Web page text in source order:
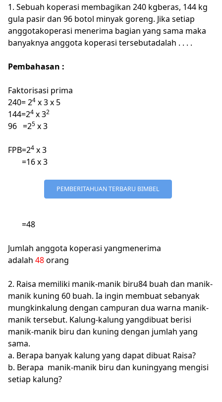
1. Sebuah koperasi membagikan 240 kgberas, 144 kg
gula pasir dan 96 botol minyak goreng. Jika setiap
anggotakoperasi menerima bagian yang sama maka
banyaknya anggota koperasi tersebutadalah . . . .
Pembahasan :
Faktorisasi prima
240=24 x 3 x 5
144=24 x 32
96 =25 x 3
FPB=24 x 3
=16 x 3
PEMBERITAHUAN TERBARU BIMBEL
=48
Jumlah anggota koperasi yangmenerima
adalah 48orang
2. Raisa memiliki manik-manik biru84 buah dan manik-
manik kuning 60 buah. Ia ingin membuat sebanyak
mungkinkalung dengan campuran dua warna manik-
manik tersebut. Kalung-kalung yangdibuat berisi
manik-manik biru dan kuning dengan jumlah yang
sama.
a. Berapa banyak kalung yang dapat dibuat Raisa?
b. Berapa manik-manik biru dan kuningyang mengisi
setiap kalung?